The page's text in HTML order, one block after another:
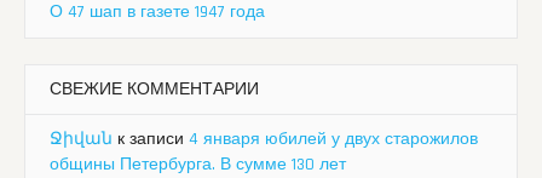
О 47 шап в газете 1947 года
СВЕЖИЕ КОММЕНТАРИИ
Ջիվան к записи 4 января юбилей у двух старожилов
общины Петербурга. В сумме 130 лет